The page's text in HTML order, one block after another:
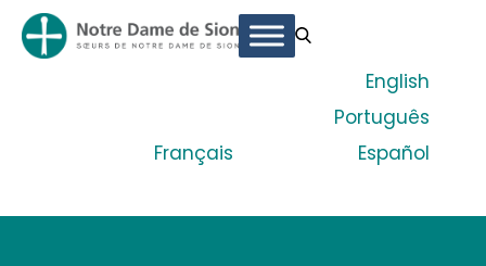
Français
English
Português
Español